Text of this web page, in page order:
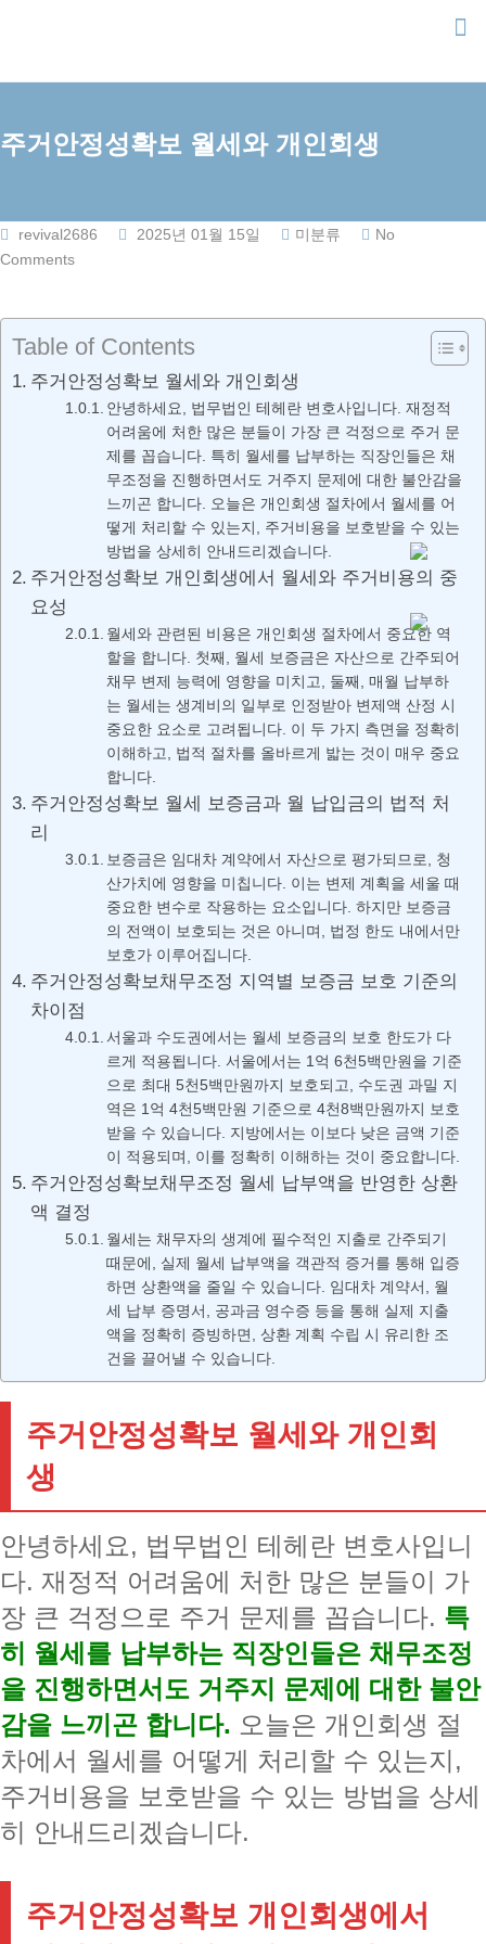
content
주거안정성확보 월세와 개인회생
revival2686 2025년 01월 15일 미분류
No
Comments
Table of Contents
주거안정성확보 월세와 개인회생
안녕하세요, 법무법인 테헤란 변호사입니다. 재정적
어려움에 처한 많은 분들이 가장 큰 걱정으로 주거 문
제를 꼽습니다. 특히 월세를 납부하는 직장인들은 채
무조정을 진행하면서도 거주지 문제에 대한 불안감을
느끼곤 합니다. 오늘은 개인회생 절차에서 월세를 어
떻게 처리할 수 있는지, 주거비용을 보호받을 수 있는
방법을 상세히 안내드리겠습니다.
주거안정성확보 개인회생에서 월세와 주거비용의 중
요성
월세와 관련된 비용은 개인회생 절차에서 중요한 역
할을 합니다. 첫째, 월세 보증금은 자산으로 간주되어
채무 변제 능력에 영향을 미치고, 둘째, 매월 납부하
는 월세는 생계비의 일부로 인정받아 변제액 산정 시
중요한 요소로 고려됩니다. 이 두 가지 측면을 정확히
이해하고, 법적 절차를 올바르게 밟는 것이 매우 중요
합니다.
주거안정성확보 월세 보증금과 월 납입금의 법적 처
리
보증금은 임대차 계약에서 자산으로 평가되므로, 청
산가치에 영향을 미칩니다. 이는 변제 계획을 세울 때
중요한 변수로 작용하는 요소입니다. 하지만 보증금
의 전액이 보호되는 것은 아니며, 법정 한도 내에서만
보호가 이루어집니다.
주거안정성확보채무조정 지역별 보증금 보호 기준의
차이점
서울과 수도권에서는 월세 보증금의 보호 한도가 다
르게 적용됩니다. 서울에서는 1억 6천5백만원을 기준
으로 최대 5천5백만원까지 보호되고, 수도권 과밀 지
역은 1억 4천5백만원 기준으로 4천8백만원까지 보호
받을 수 있습니다. 지방에서는 이보다 낮은 금액 기준
이 적용되며, 이를 정확히 이해하는 것이 중요합니다.
주거안정성확보채무조정 월세 납부액을 반영한 상환
액 결정
월세는 채무자의 생계에 필수적인 지출로 간주되기
때문에, 실제 월세 납부액을 객관적 증거를 통해 입증
하면 상환액을 줄일 수 있습니다. 임대차 계약서, 월
세 납부 증명서, 공과금 영수증 등을 통해 실제 지출
액을 정확히 증빙하면, 상환 계획 수립 시 유리한 조
건을 끌어낼 수 있습니다.
주거안정성확보 월세와 개인회
생
안녕하세요, 법무법인 테헤란 변호사입니
다. 재정적 어려움에 처한 많은 분들이 가
장 큰 걱정으로 주거 문제를 꼽습니다. 특
히 월세를 납부하는 직장인들은 채무조정
을 진행하면서도 거주지 문제에 대한 불안
감을 느끼곤 합니다. 오늘은 개인회생 절
차에서 월세를 어떻게 처리할 수 있는지,
주거비용을 보호받을 수 있는 방법을 상세
히 안내드리겠습니다.
주거안정성확보 개인회생에서